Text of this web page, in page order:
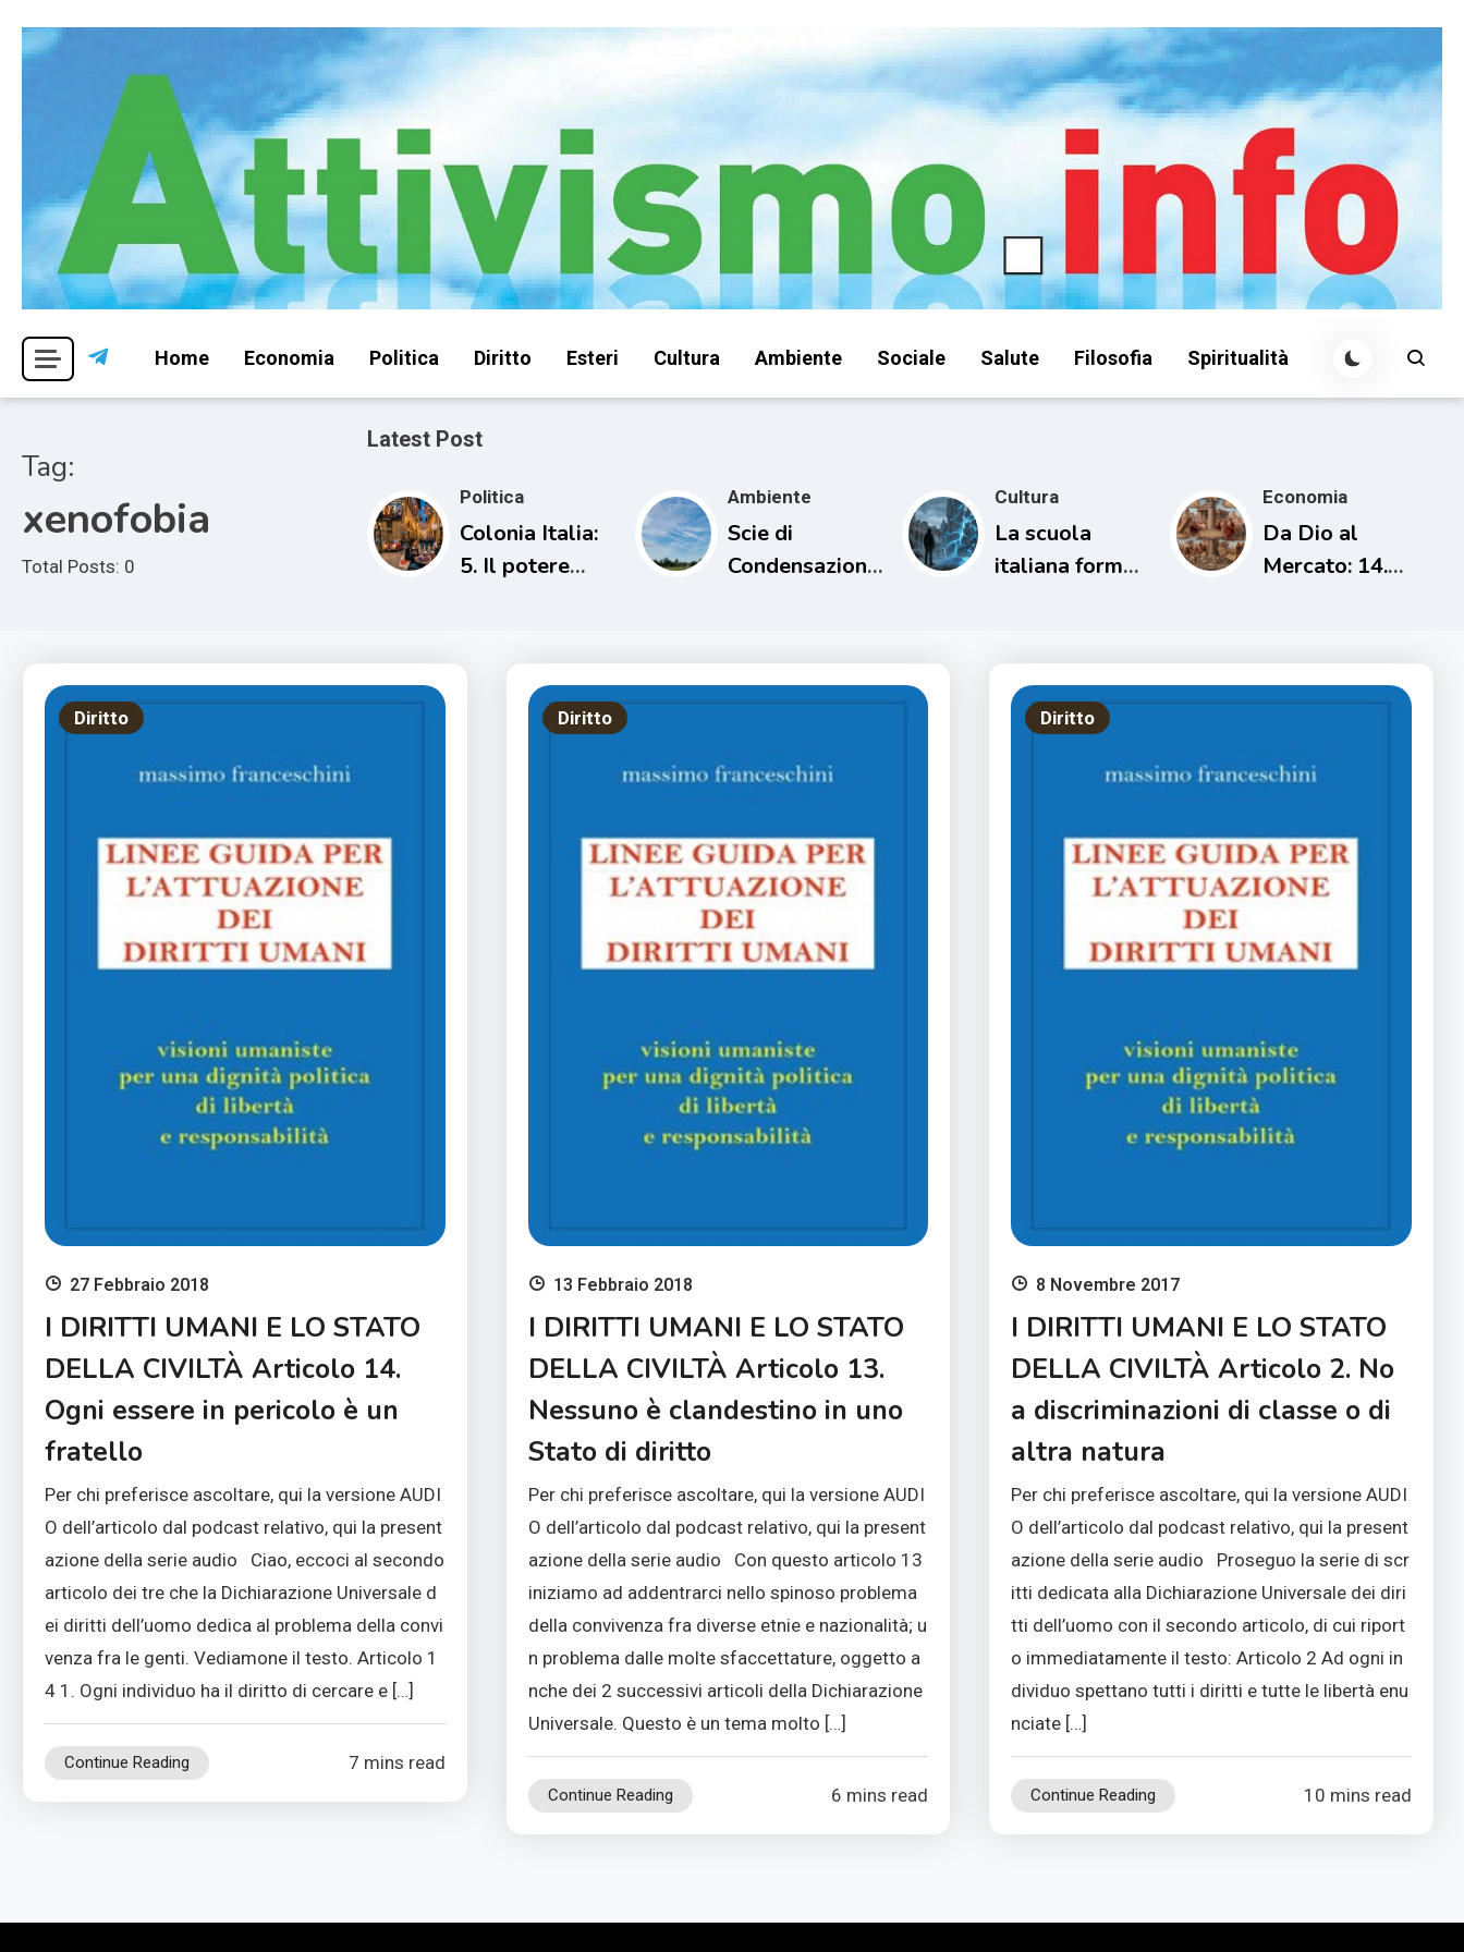
Attivismo.info
Home Economia Politica Diritto Esteri Cultura Ambiente Sociale Salute Filosofia Spiritualità
Tag:
xenofobia
Total Posts: 0
Latest Post
Politica
Colonia Italia:
5. Il potere
Ambiente
Scie di
Condensazione
Clima
Cultura
La scuola
italiana forma
comprendere il
proprio tempo
Economia
Da Dio al
Mercato: 14.
debiti una sola
volta
Diritto
27 Febbraio 2018
I DIRITTI UMANI E LO STATO
DELLA CIVILTÀ Articolo 14.
Ogni essere in pericolo è un
fratello
Per chi preferisce ascoltare, qui la versione AUDI
O dell’articolo dal podcast relativo, qui la present
azione della serie audio Ciao, eccoci al secondo
articolo dei tre che la Dichiarazione Universale d
ei diritti dell’uomo dedica al problema della convi
venza fra le genti. Vediamone il testo. Articolo 1
4 1. Ogni individuo ha il diritto di cercare e […]
Continue Reading 7 mins read
Diritto
13 Febbraio 2018
I DIRITTI UMANI E LO STATO
DELLA CIVILTÀ Articolo 13.
Nessuno è clandestino in uno
Stato di diritto
Per chi preferisce ascoltare, qui la versione AUDI
O dell’articolo dal podcast relativo, qui la present
azione della serie audio Con questo articolo 13
iniziamo ad addentrarci nello spinoso problema
della convivenza fra diverse etnie e nazionalità; u
n problema dalle molte sfaccettature, oggetto a
nche dei 2 successivi articoli della Dichiarazione
Universale. Questo è un tema molto […]
Continue Reading 6 mins read
Diritto
8 Novembre 2017
I DIRITTI UMANI E LO STATO
DELLA CIVILTÀ Articolo 2. No
a discriminazioni di classe o di
altra natura
Per chi preferisce ascoltare, qui la versione AUDI
O dell’articolo dal podcast relativo, qui la present
azione della serie audio Proseguo la serie di scr
itti dedicata alla Dichiarazione Universale dei diri
tti dell’uomo con il secondo articolo, di cui riport
o immediatamente il testo: Articolo 2 Ad ogni in
dividuo spettano tutti i diritti e tutte le libertà enu
nciate […]
Continue Reading 10 mins read